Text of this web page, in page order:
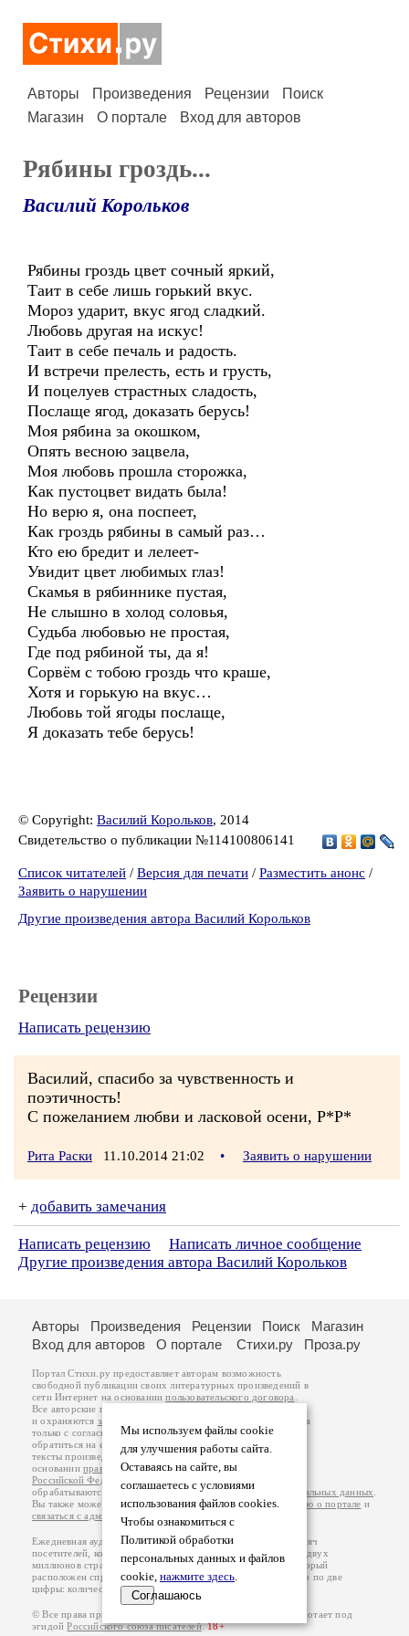
Авторы Произведения Рецензии
Поиск
Магазин
О портале Вход для авторов
Рябины гроздь...
Василий Корольков
Рябины гроздь цвет сочный яркий,
Таит в себе лишь горький вкус.
Мороз ударит, вкус ягод сладкий.
Любовь другая на искус!
Таит в себе печаль и радость.
И встречи прелесть, есть и грусть,
И поцелуев страстных сладость,
Послаще ягод, доказать берусь!
Моя рябина за окошком,
Опять весною зацвела,
Моя любовь прошла сторожка,
Как пустоцвет видать была!
Но верю я, она поспеет,
Как гроздь рябины в самый раз…
Кто ею бредит и лелеет-
Увидит цвет любимых глаз!
Скамья в рябиннике пустая,
Не слышно в холод соловья,
Судьба любовью не простая,
Где под рябиной ты, да я!
Сорвём с тобою гроздь что краше,
Хотя и горькую на вкус…
Любовь той ягоды послаще,
Я доказать тебе берусь!
© Copyright: Василий Корольков, 2014
Свидетельство о публикации №114100806141
Список читателей / Версия для печати / Разместить анонс /
Заявить о нарушении
Другие произведения автора Василий Корольков
Рецензии
Написать рецензию
Василий, спасибо за чувственность и
поэтичность!
С пожеланием любви и ласковой осени, Р*Р*
Рита Раски 11.10.2014 21:02 • Заявить о нарушении
+ добавить замечания
Написать рецензию
Написать личное сообщение
Другие произведения автора Василий Корольков
Мы используем файлы cookie
для улучшения работы сайта.
Оставаясь на сайте, вы
соглашаетесь с условиями
использования файлов cookies.
Чтобы ознакомиться с
Политикой обработки
персональных данных и файлов
cookie, нажмите здесь.
Соглашаюсь
Авторы Произведения Рецензии Поиск
Магазин
Вход для авторов
О портале Стихи.ру Проза.ру
Портал Стихи.ру предоставляет авторам возможность
свободной публикации своих литературных произведений в
сети Интернет на основаниипользовательского договора
Все авторские права на произведения принадлежат авторам
и охраняются законом
. Перепечатка произведений возможна
только с согласия его автора, к которому вы можете
обратиться на его авторской странице. Ответственность за
тексты произведений авторы несут самостоятельно на
основанииправил публикацииизаконодательства
Российской Федерации
обрабатываются на основанииПолитики обработки персональных данных
Вы также можете посмотреть более подробнуюинформацию о портале и
связаться с администрацией
Ежедневная аудитория портала Стихи.ру – порядка 200 тысяч
посетителей, которые в общей сумме просматривают более двух
миллионов страниц по данным счетчика посещаемости, который
расположен справа от этого текста. В каждой графе указано по две
цифры: количество просмотров и количество посетителей.
© Все права принадлежат авторам, 2000-2026. Портал работает под
эгидойРоссийского союза писателей.18+